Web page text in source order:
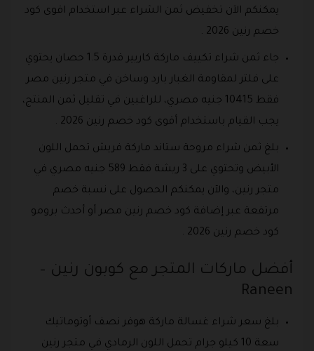
يمكنكم الآن تخفيض ثمن الشراء عبر استخدام اقوى كود
خصم رنين 2026 .
جاء ثمن شراء تكييف ماركة كاريير قدرة 1.5 حصان يحتوي
على فلتر لمقاومة الغبار بارد وساخن في متجر رنين مصر
فقط 10415 جنيه مصري، للراغبين في تقليل ثمن المنتج،
يجب القيام باستخدام أقوى كود خصم رنين 2026 .
بلغ ثمن شراء مروحة ستاند ماركة فريش تحمل اللون
الأبيض وتحتوي على 3 ريشة فقط 589 جنيه مصري في
متجر رنين، والآن يمكنكم الحصول على نسبة خصم
مرتفعة عبر إضافة كود خصم رنين مصر أو أحدث برومو
كود خصم رنين 2026 .
أفضل ماركات المتجر مع كوبون رنين –
Raneen
بلغ سعر شراء غسالة ماركة هوفر نصف أوتوماتيك
سعة 10 كيلو جرام تحمل اللون الرمادي في متجر رنين